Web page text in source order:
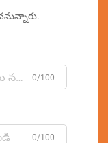
0/100
0/100